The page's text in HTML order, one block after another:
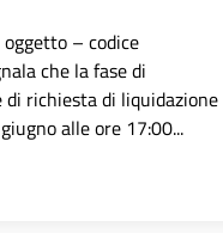
– codice
che la fase di
richiesta di liquidazione
alle ore 17:00...